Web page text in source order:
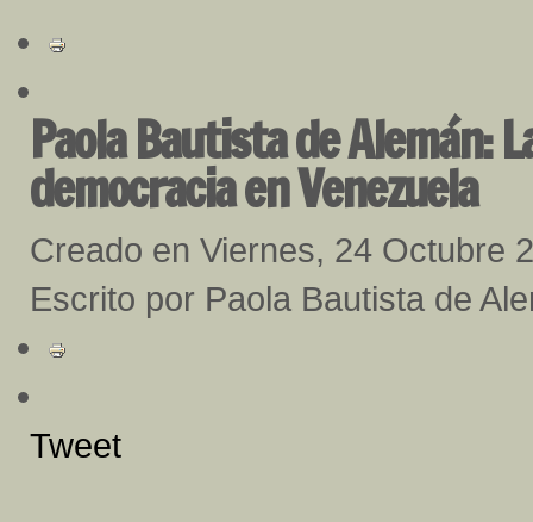
Paola Bautista de Alemán:
democracia en Venezuela
Creado en Viernes, 24 Octubre
Escrito por Paola Bautista de
Tweet